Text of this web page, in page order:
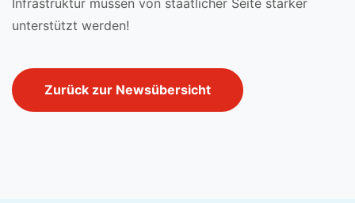
Infrastruktur müssen von staatlicher Seite stärker
unterstützt werden!
Zurück zur Newsübersicht